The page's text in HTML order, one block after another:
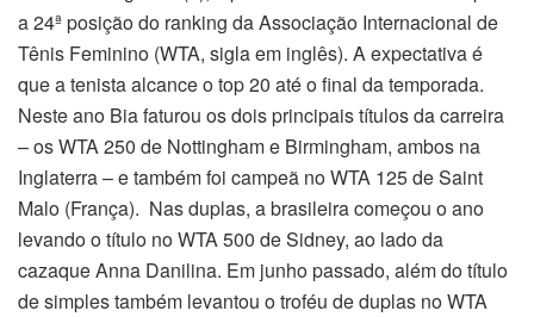
a 24ª posição do ranking da Associação Internacional de
Tênis Feminino (WTA, sigla em inglês). A expectativa é
que a tenista alcance o top 20 até o final da temporada.
Neste ano Bia faturou os dois principais títulos da carreira
– os WTA 250 de Nottingham e Birmingham, ambos na
Inglaterra – e também foi campeã no WTA 125 de Saint
Malo (França). Nas duplas, a brasileira começou o ano
levando o título no WTA 500 de Sidney, ao lado da
cazaque Anna Danilina. Em junho passado, além do título
de simples também levantou o troféu de duplas no WTA